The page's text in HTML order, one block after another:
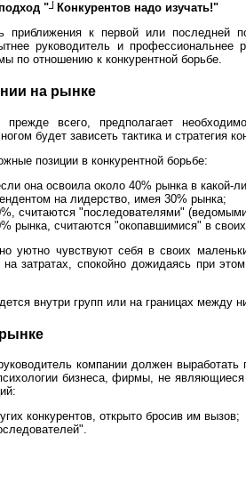
"┘Конкурентов надо изучать!"
к первой или последней
руководитель и профессиональнее
по отношению к конкурентной борьбе.
на рынке
прежде всего, предполагает
будет зависеть тактика и стратегия
позиции в конкурентной борьбе:
она освоила около 40% рынка в какой-
на лидерство, имея 30% рынка;
считаются "последователями"
рынка, считаются "окопавшимися" в
уютно чувствуют себя в своих
затратах, спокойно дожидаясь при
внутри групп или на границах между
компании должен
бизнеса, фирмы, не
конкурентов, открыто бросив им вызов;